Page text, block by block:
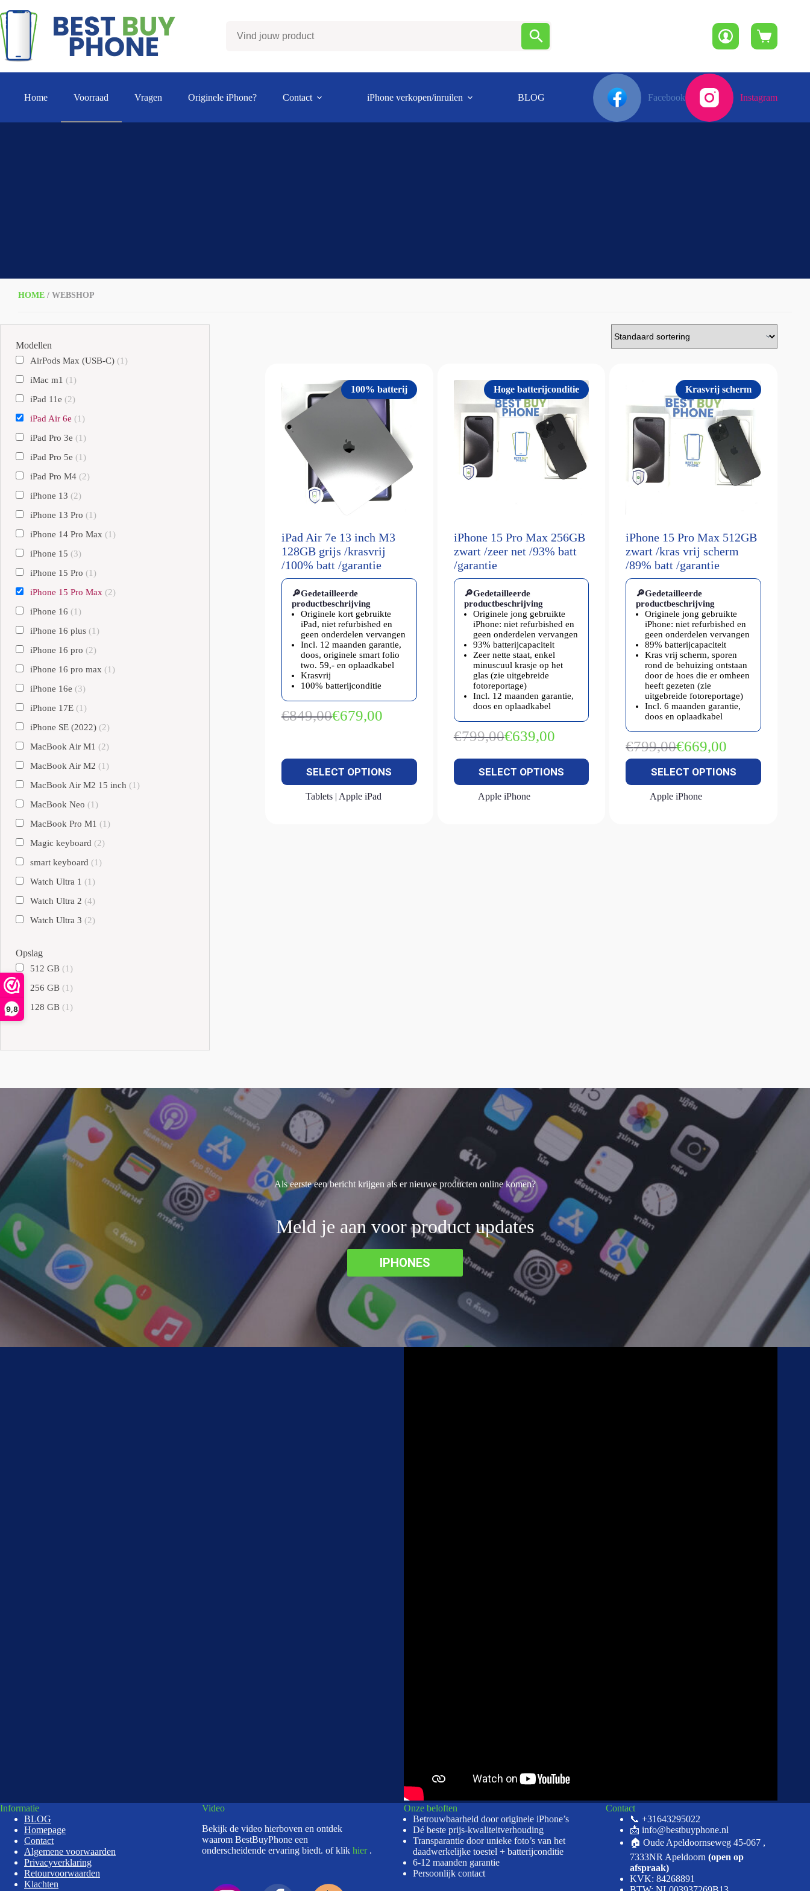
9,8
naar
de
inhoud
Winkelwagen
Home Voorraad Vragen Originele iPhone? Contact iPhone verkopen/inruilen BLOG Facebook Instagram
HOME / WEBSHOP
100% batterij
iPad Air 7e 13 inch M3
128GB grijs /krasvrij
/100% batt /garantie
🔎Gedetailleerde
productbeschrijving
Originele kort gebruikte
iPad, niet refurbished en
geen onderdelen vervangen
Incl. 12 maanden garantie,
doos, originele smart folio
two. 59,- en oplaadkabel
Krasvrij
100% batterijconditie
€849,00Oorspronkelijke
€679,00
Huidige
SELECT OPTIONS
Tablets | Apple iPad
Hoge batterijconditie
iPhone 15 Pro Max 256GB
zwart /zeer net /93% batt
/garantie
🔎Gedetailleerde
productbeschrijving
Originele jong gebruikte
iPhone: niet refurbished en
geen onderdelen vervangen
93% batterijcapaciteit
Zeer nette staat, enkel
minuscuul krasje op het
glas (zie uitgebreide
fotoreportage)
Incl. 12 maanden garantie,
doos en oplaadkabel
€799,00Oorspronkelijke
was:
€799,00.
€639,00
Huidige
is:
€639,00.
SELECT OPTIONS
Apple iPhone
Krasvrij scherm
iPhone 15 Pro Max 512GB
zwart /kras vrij scherm
/89% batt /garantie
🔎Gedetailleerde
productbeschrijving
Originele jong gebruikte
iPhone: niet refurbished en
geen onderdelen vervangen
89% batterijcapaciteit
Kras vrij scherm, sporen
rond de behuizing ontstaan
door de hoes die er omheen
heeft gezeten (zie
uitgebreide fotoreportage)
Incl. 6 maanden garantie,
doos en oplaadkabel
€799,00Oorspronkelijke
prijs
was:
€799,00.
€669,00
Huidige
prijs
is:
€669,00.
SELECT OPTIONS
Apple iPhone
Modellen
AirPods Max (USB-C) (1)
iMac m1 (1)
iPad 11e (2)
iPad Air 6e (1)
iPad Pro 3e (1)
iPad Pro 5e (1)
iPad Pro M4 (2)
iPhone 13 (2)
iPhone 13 Pro (1)
iPhone 14 Pro Max (1)
iPhone 15 (3)
iPhone 15 Pro (1)
iPhone 15 Pro Max (2)
iPhone 16 (1)
iPhone 16 plus (1)
iPhone 16 pro (2)
iPhone 16 pro max (1)
iPhone 16e (3)
iPhone 17E (1)
iPhone SE (2022) (2)
MacBook Air M1 (2)
MacBook Air M2 (1)
MacBook Air M2 15 inch (1)
MacBook Neo (1)
MacBook Pro M1 (1)
Magic keyboard (2)
smart keyboard (1)
Watch Ultra 1 (1)
Watch Ultra 2 (4)
Watch Ultra 3 (2)
Opslag
512 GB (1)
256 GB (1)
128 GB (1)
Als eerste een bericht krijgen als er nieuwe producten online komen?
Meld je aan voor product updates
IPHONES
Informatie
BLOG
Homepage
Contact
Algemene voorwaarden
Privacyverklaring
Retourvoorwaarden
Klachten
Video
Bekijk de video hierboven en ontdek
waarom BestBuyPhone een
onderscheidende ervaring biedt. of klikhier .
Onze beloften
Betrouwbaarheid door originele iPhone’s
Dé beste prijs-kwaliteitverhouding
Transparantie door unieke foto’s van het
daadwerkelijke toestel + batterijconditie
6-12 maanden garantie
Persoonlijk contact
Contact
📞 +31643295022
📩 info@bestbuyphone.nl
🏠 Oude Apeldoornseweg 45-067 ,
7333NR Apeldoorn(open op
afspraak)
KVK: 84268891